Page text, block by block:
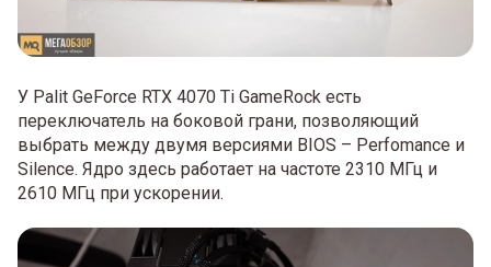
У Palit GeForce RTX 4070 Ti GameRock есть
переключатель на боковой грани, позволяющий
выбрать между двумя версиями BIOS – Perfomance и
Silence. Ядро здесь работает на частоте 2310 МГц и
2610 МГц при ускорении.